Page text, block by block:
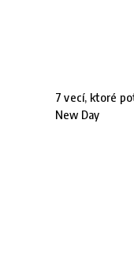
7 vecí, ktoré
New Day